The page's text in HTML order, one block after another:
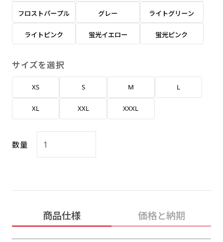
フロストパープル グレー ライトグリーン
ライトピンク 蛍光イエロー 蛍光ピンク
サイズを選択
XS S M L
XL XXL XXXL
数量
商品仕様 価格と納期
弊社よりJPG画像をお送りします。ご確認のお
返事を頂いたあとに製作開始いたします。
弊社よりJPG画像をお送りします。ご確認のお
返事を頂いたあとに製作開始いたします。
デザインの色や文字等が変更いただけます。
魔になりにくいのがポイントです。ハーフ用のポ
ールが必要です。
台座タイプ・吸盤タイプ・クリップタイプがござ
います。レジカウンターや商品棚にぴったりで
店内用です。お客さんの歩行や陳列した商品の邪
魔になりにくいのがポイントです。ハーフ用のポ
ールが必要です。
台座タイプ・吸盤タイプ・クリップタイプがござ
います。レジカウンターや商品棚にぴったりで